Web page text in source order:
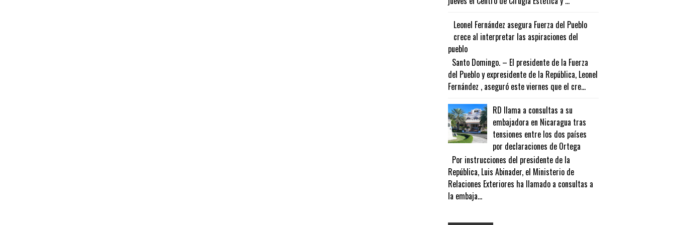
Leonel Fernández asegura Fuerza del Pueblo
crece al interpretar las aspiraciones del
pueblo
Santo Domingo. – El presidente de la Fuerza
del Pueblo y expresidente de la República, Leonel
Fernández , aseguró este viernes que el cre...
RD llama a consultas a su
embajadora en Nicaragua tras
tensiones entre los dos países
por declaraciones de Ortega
Por instrucciones del presidente de la
República, Luis Abinader, el Ministerio de
Relaciones Exteriores ha llamado a consultas a
la embaja...